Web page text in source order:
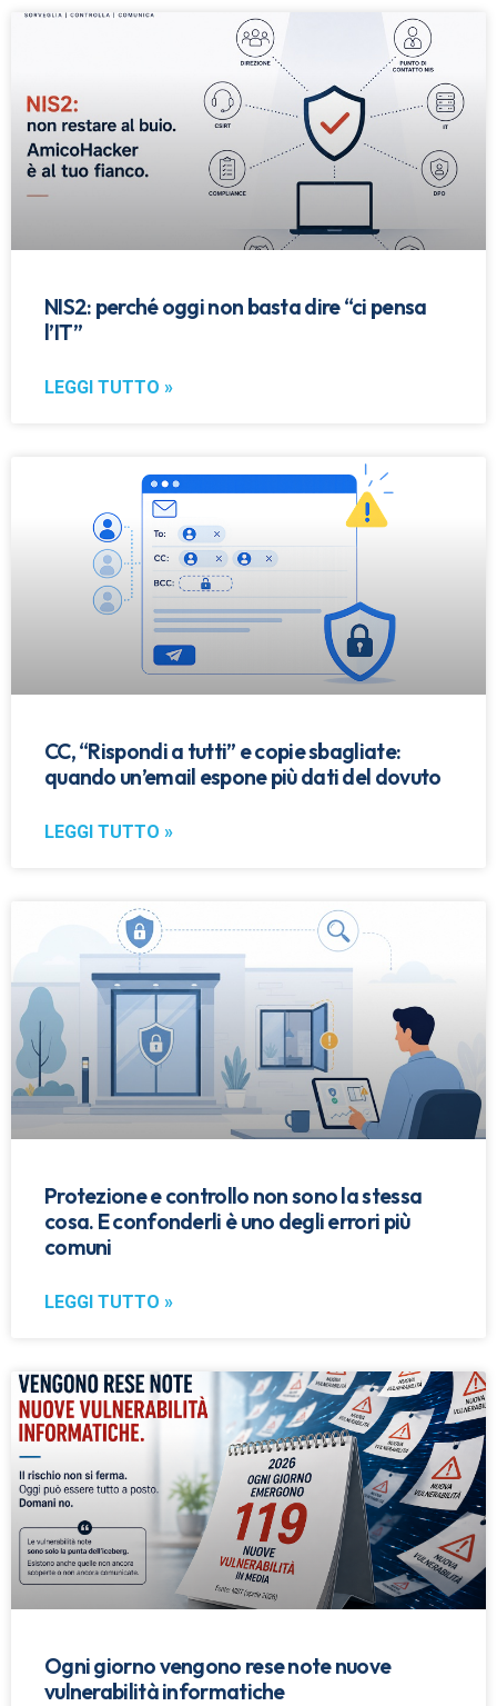
NIS2: perché oggi non basta dire “ci pensa
l’IT”
LEGGI TUTTO »
CC, “Rispondi a tutti” e copie sbagliate:
quando un’email espone più dati del dovuto
LEGGI TUTTO »
Protezione e controllo non sono la stessa
cosa. E confonderli è uno degli errori più
comuni
LEGGI TUTTO »
Ogni giorno vengono rese note nuove
vulnerabilità informatiche